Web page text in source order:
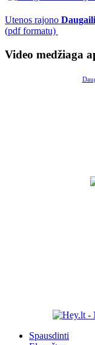
Utenos rajono
(pdf formatu)
Video medžiaga
Spausdinti